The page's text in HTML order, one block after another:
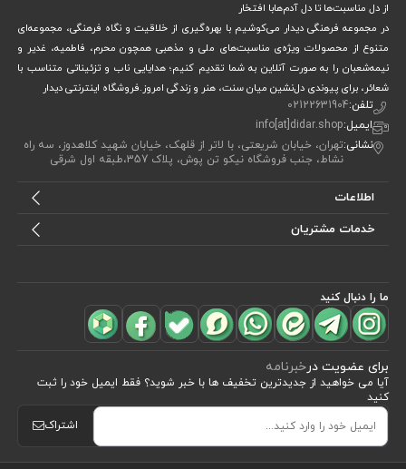
از دل مناسبت‌ها تا دل آدم‌هابا افتخار
در مجموعه فرهنگی دیدار می‌کوشیم با بهره‌گیری از خلاقیت و نگاه فرهنگی، مجموعه‌ای
متنوع از محصولات ویژه‌ی مناسبت‌های ملی و مذهبی همچون محرم، فاطمیه، غدیر و
نیمه‌شعبان را به صورت آنلاین به شما تقدیم کنیم؛ هدایایی ناب و تزئیناتی متناسب با
شعائر، برای پیوندی دل‌نشین میان سنت، هنر و زندگی امروز.فروشگاه اینترنتی دیدار
تلفن:02122631904
ایمیل:info[at]didar.shop
نشانی:تهران، خیابان شریعتی، با لاتر از قلهک، خیابان شهید کلاهدوز، سه راه
نشاط، جنب فروشگاه نیکو تن پوش، پلاک 357،طبقه اول شرقی
اطلاعات
خدمات مشتریان
ما را دنبال کنید
برای عضویت درخبرنامه
آیا می خواهید از جدید‌ترین تخفیف‌ ها با‌ خبر شوید؟ فقط ایمیل خود را ثبت
کنید
اشتراک